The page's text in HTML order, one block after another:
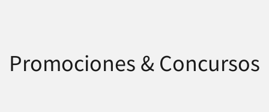
Promociones & Concursos